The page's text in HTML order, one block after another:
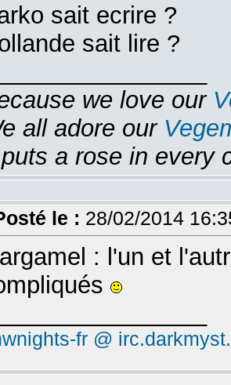
sait ecrire ?
sait lire ?
we love our
all adore our
a rose in every
le : 28/02/2014
: l'un et
fr @